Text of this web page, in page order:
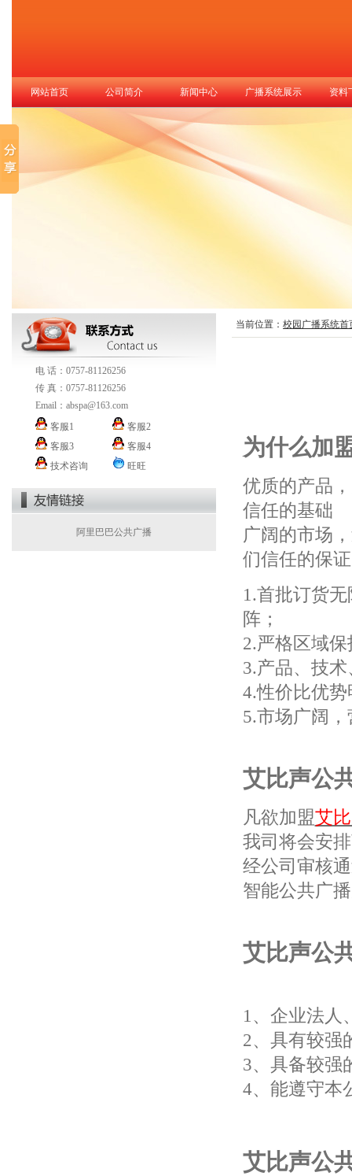
网站首页 公司简介 新闻中心 广播系统展示 资料
电 话：0757-81126256
传 真：0757-81126256
Email： abspa@163.com
客服1
客服2
客服3
客服4
技术咨询
旺旺
阿里巴巴公共广播
当前位置： 校园广播系统首
为什么加
优质的产品
信任的基础
广阔的市场
们信任的保证
1.首批订货
阵；
2.严格区域
3.产品、技
4.性价比优
5.市场广阔
艾比声公
凡欲加盟艾
我司将会安
经公司审核
智能公共广
艾比声公
1、企业法人
2、具有较强
3、具备较强
4、能遵守本
艾比声公